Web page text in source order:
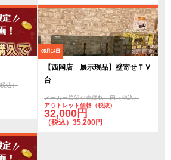
込）
05月14日
【西岡店 展示現品】壁寄せＴＶ
台
メーカー希望小売価格 円（税込）
アウトレット価格（税抜）
32,000円
（税込）35,200円